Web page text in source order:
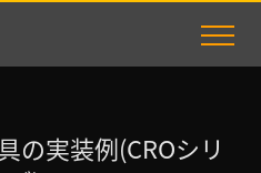
の実装例(CROシリ